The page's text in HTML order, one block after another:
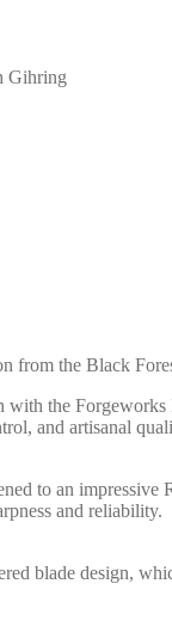
Gihring
from the Black
with the
and artisanal
to an
and reliability.
blade design,